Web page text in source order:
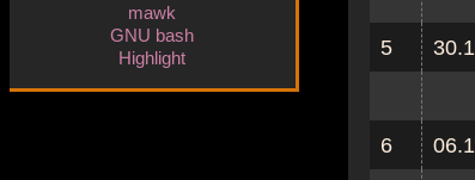
mawk
GNU bash
Highlight
5
6